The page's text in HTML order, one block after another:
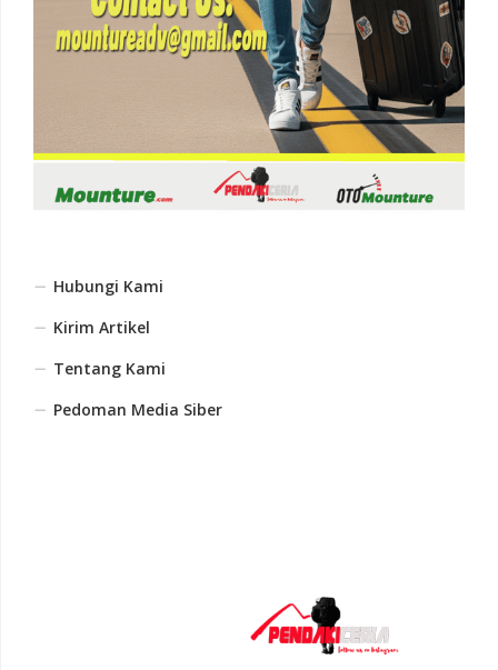
Hubungi Kami
Kirim Artikel
Tentang Kami
Pedoman Media Siber